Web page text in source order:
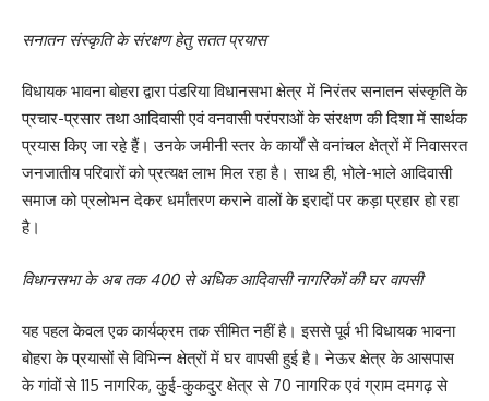
सनातन संस्कृति के संरक्षण हेतु सतत प्रयास
विधायक भावना बोहरा द्वारा पंडरिया विधानसभा क्षेत्र में निरंतर सनातन संस्कृति के
प्रचार-प्रसार तथा आदिवासी एवं वनवासी परंपराओं के संरक्षण की दिशा में सार्थक
प्रयास किए जा रहे हैं। उनके जमीनी स्तर के कार्यों से वनांचल क्षेत्रों में निवासरत
जनजातीय परिवारों को प्रत्यक्ष लाभ मिल रहा है। साथ ही, भोले-भाले आदिवासी
समाज को प्रलोभन देकर धर्मांतरण कराने वालों के इरादों पर कड़ा प्रहार हो रहा
है।
विधानसभा के अब तक 400 से अधिक आदिवासी नागरिकों की घर वापसी
यह पहल केवल एक कार्यक्रम तक सीमित नहीं है। इससे पूर्व भी विधायक भावना
बोहरा के प्रयासों से विभिन्न क्षेत्रों में घर वापसी हुई है। नेऊर क्षेत्र के आसपास
के गांवों से 115 नागरिक, कुई-कुकदुर क्षेत्र से 70 नागरिक एवं ग्राम दमगढ़ से